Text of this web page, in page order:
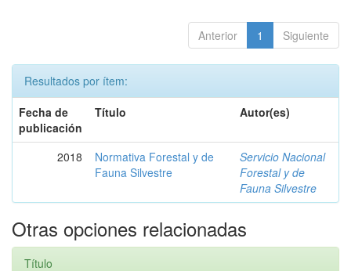
Anterior 1 Siguiente
Resultados por ítem:
Fecha de
publicación
Título Autor(es)
2018
Normativa Forestal y de
Fauna Silvestre
Servicio Nacional
Forestal y de
Fauna Silvestre
Otras opciones relacionadas
Título